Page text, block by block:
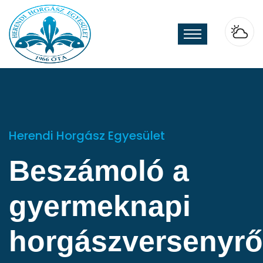
Herendi Horgász Egyesület
Beszámoló a
gyermeknapi